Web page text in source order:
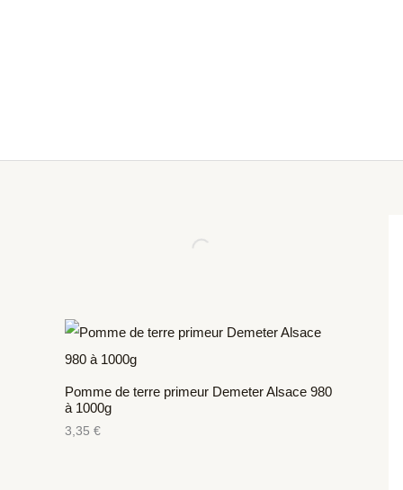
Pomme de terre primeur Demeter Alsace 980
à 1000g
3,35 €